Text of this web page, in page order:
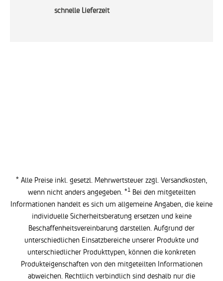
schnelle Lieferzeit
* Alle Preise inkl. gesetzl. Mehrwertsteuer zzgl. Versandkosten
wenn nicht anders angegeben. *1Bei den mitgeteilten
Informationen handelt es sich um allgemeine Angaben, die keine
individuelle Sicherheitsberatung ersetzen und keine
Beschaffenheitsvereinbarung darstellen. Aufgrund der
unterschiedlichen Einsatzbereiche unserer Produkte und
unterschiedlicher Produkttypen, können die konkreten
Produkteigenschaften von den mitgeteilten Informationen
abweichen. Rechtlich verbindlich sind deshalb nur die